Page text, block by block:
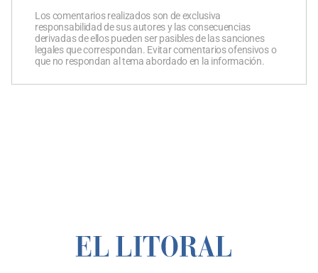
Los comentarios realizados son de exclusiva
responsabilidad de sus autores y las consecuencias
derivadas de ellos pueden ser pasibles de las sanciones
legales que correspondan. Evitar comentarios ofensivos o
que no respondan al tema abordado en la información.